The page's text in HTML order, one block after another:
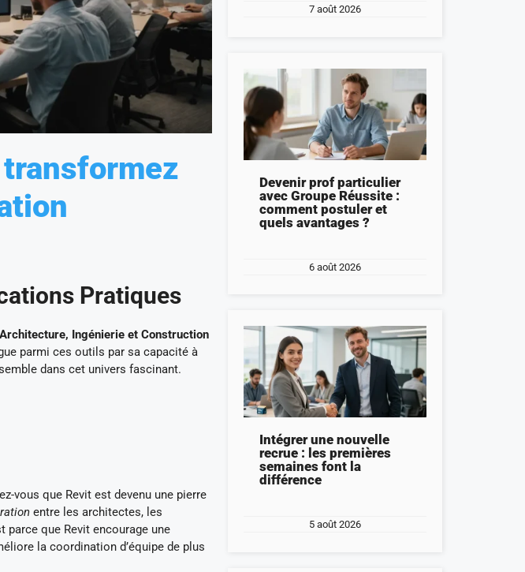
Pratiques
Architecture, Ingénierie et Construction
parmi ces outils par sa capacité à
dans cet univers fascinant.
vous que Revit est devenu une pierre
entre les architectes, les
parce que Revit encourage une
la coordination d’équipe de plus
7 août 2026
Devenir prof particulier
avec Groupe Réussite :
comment postuler et
quels avantages ?
6 août 2026
Intégrer une nouvelle
recrue : les premières
semaines font la
différence
5 août 2026